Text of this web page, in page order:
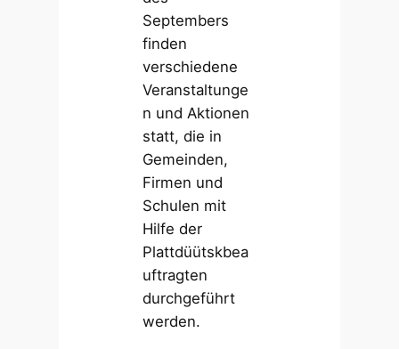
Septembers
finden
verschiedene
Veranstaltunge
n und Aktionen
statt, die in
Gemeinden,
Firmen und
Schulen mit
Hilfe der
Plattdüütskbea
uftragten
durchgeführt
werden.